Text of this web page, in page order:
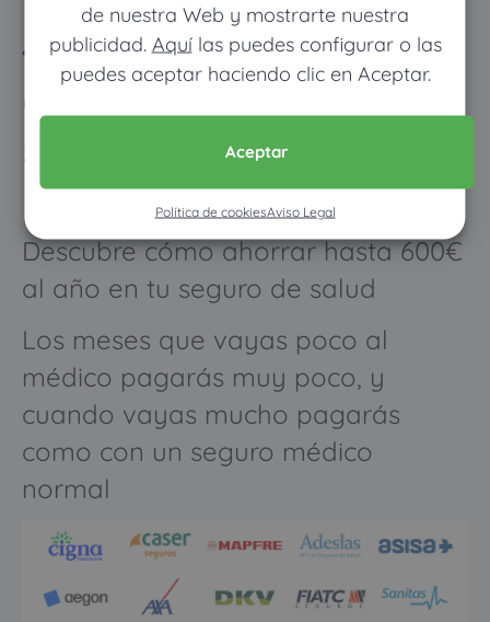
de nuestra Web y mostrarte nuestra
publicidad. Aquílas puedes configurar o las
puedes aceptar haciendo clic en Aceptar.
Aceptar
Política de cookiesAviso Legal
El ahorro inteligente
con los seguros de
salud de copagos
limitados
Descubre cómo ahorrar hasta 600€
al año en tu seguro de salud
Los meses que vayas poco al
médico pagarás muy poco, y
cuando vayas mucho pagarás
como con un seguro médico
normal